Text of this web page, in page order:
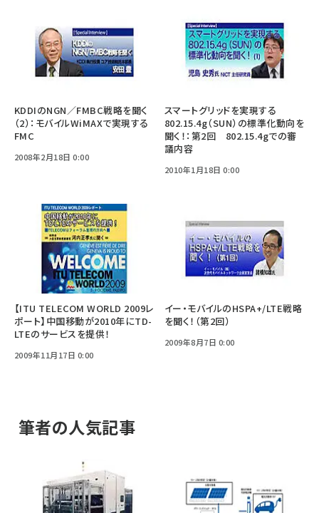
KDDIのNGN／FMBC戦略を聞く
（2）：モバイルWiMAXで実現する
FMC
2008年2月18日 0:00
スマートグリッドを実現する
802.15.4g（SUN）の標準化動向を
聞く！：第2回 802.15.4gでの審
議内容
2010年1月18日 0:00
【ITU TELECOM WORLD 2009レ
ポート】中国移動が2010年にTD-
LTEのサービスを提供！
2009年11月17日 0:00
イー・モバイルのHSPA+/LTE戦略
を聞く！（第2回）
2009年8月7日 0:00
筆者の人気記事